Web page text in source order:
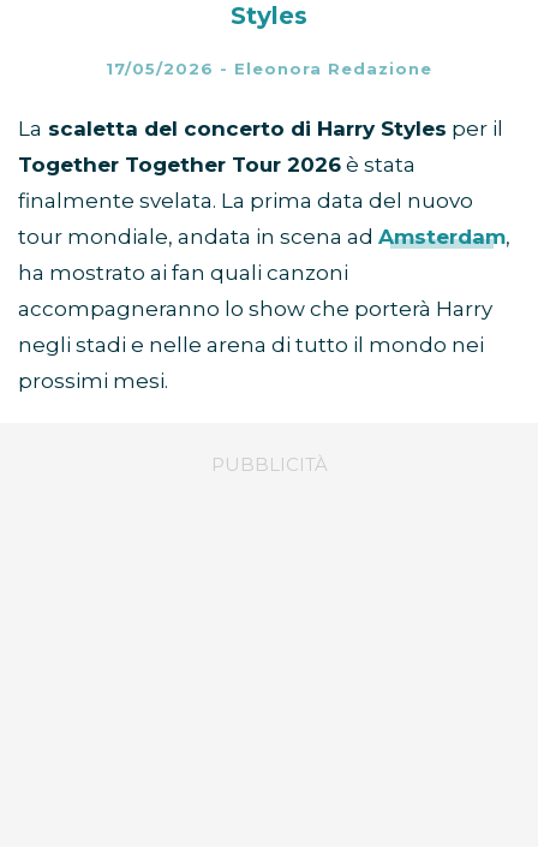
Styles
17/05/2026 - Eleonora Redazione
La scaletta del concerto di Harry Styles per il
Together Together Tour 2026 è stata
finalmente svelata. La prima data del nuovo
tour mondiale, andata in scena ad Amsterdam,
ha mostrato ai fan quali canzoni
accompagneranno lo show che porterà Harry
negli stadi e nelle arena di tutto il mondo nei
prossimi mesi.